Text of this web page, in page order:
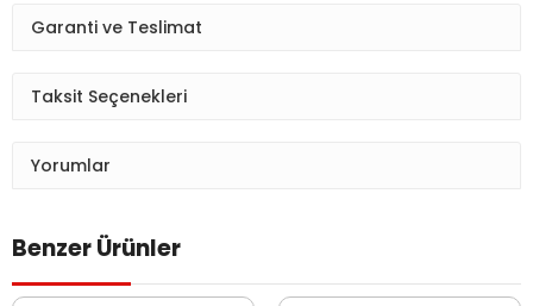
Garanti ve Teslimat
Taksit Seçenekleri
Yorumlar
Benzer Ürünler